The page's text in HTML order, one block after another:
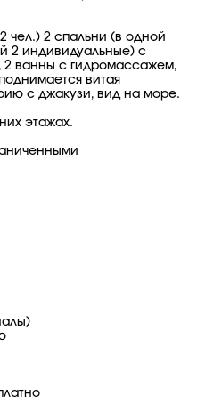
чел.) 2 спальни (в одной
2 индивидуальные) с
2 ванны с гидромассажем,
витая
с джакузи, вид на море.
этажах.